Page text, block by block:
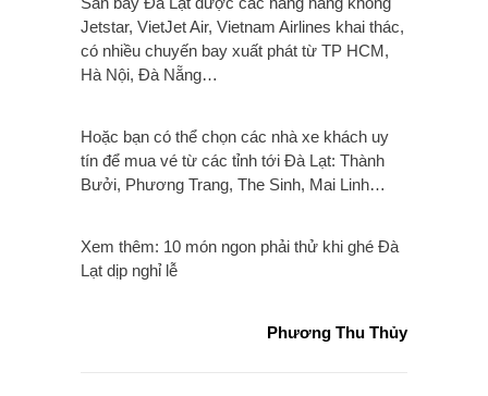
Jetstar, VietJet Air, Vietnam Airlines khai thác,
có nhiều chuyến bay xuất phát từ TP HCM,
Hà Nội, Đà Nẵng…
Hoặc bạn có thể chọn các nhà xe khách uy
tín để mua vé từ các tỉnh tới Đà Lạt: Thành
Bưởi, Phương Trang, The Sinh, Mai Linh…
Xem thêm: 10 món ngon phải thử khi ghé Đà
Lạt dịp nghỉ lễ
Phương Thu Thủy